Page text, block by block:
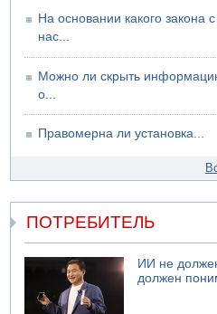
На основании какого закона с
нас...
Можно ли скрыть
о...
Правомерна ли установка...
ПОТРЕБИТЕЛЬ
ИИ не
должен